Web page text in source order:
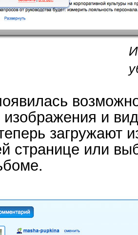
изображения и
загружают
странице или